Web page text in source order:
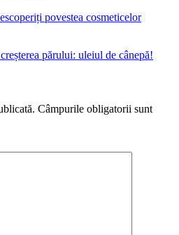
povestea cosmeticelor
părului: uleiul de cânepă!
Câmpurile obligatorii sunt